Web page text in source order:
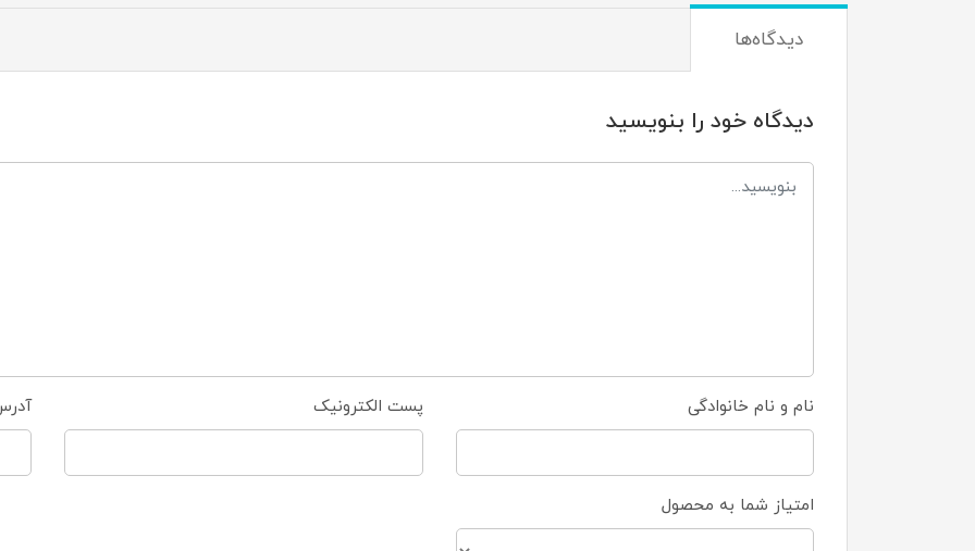
دیدگاه‌ها
دیدگاه خود را بنویسید
نام و نام خانوادگی پست الکترونیک
امتیاز شما به محصول